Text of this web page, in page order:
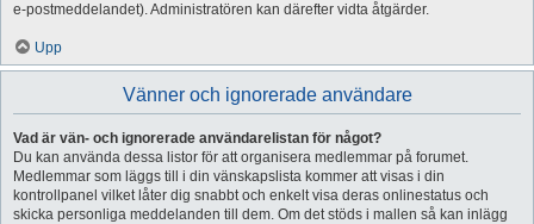
e-postmeddelandet). Administratören kan därefter vidta åtgärder.
Upp
Vänner och ignorerade användare
Vad är vän- och ignorerade användarelistan för något?
Du kan använda dessa listor för att organisera medlemmar på forumet.
Medlemmar som läggs till i din vänskapslista kommer att visas i din
kontrollpanel vilket låter dig snabbt och enkelt visa deras onlinestatus och
skicka personliga meddelanden till dem. Om det stöds i mallen så kan inlägg